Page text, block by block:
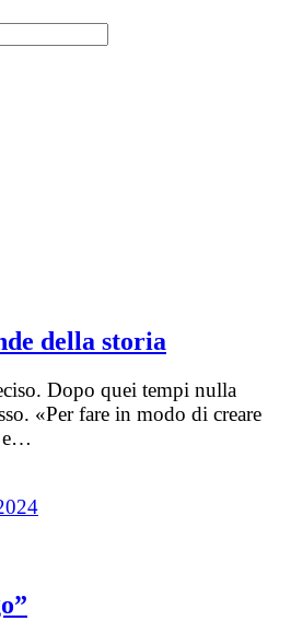
della storia
Dopo quei tempi nulla
«Per fare in modo di creare
e…